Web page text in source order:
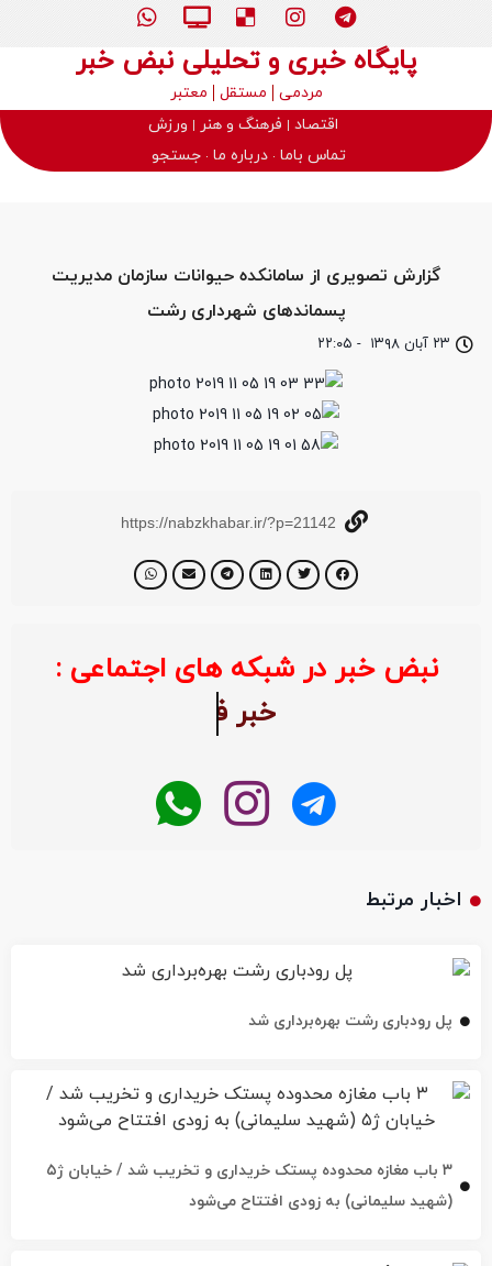
پایگاه خبری و تحلیلی نبض خبر
مردمی مستقل
معتبر
اقتصاد
فرهنگ و هنر
ورزش
تماس باما درباره ما جستجو
۲۳ آبان ۱۳۹۸ - ۲۲:۰۵
گزارش تصویری از سامانکده حیوانات سازمان مدیریت
پسماندهای شهرداری رشت
https://nabzkhabar.ir/?p=21142
نبض خبر در شبکه های اجتماعی :
خبر فوری
اخبار مرتبط
پل رودباری رشت بهره‌برداری شد
۳ باب مغازه محدوده پستک خریداری و تخریب شد / خیابان ژ۵
(شهید سلیمانی) به زودی افتتاح می‌شود